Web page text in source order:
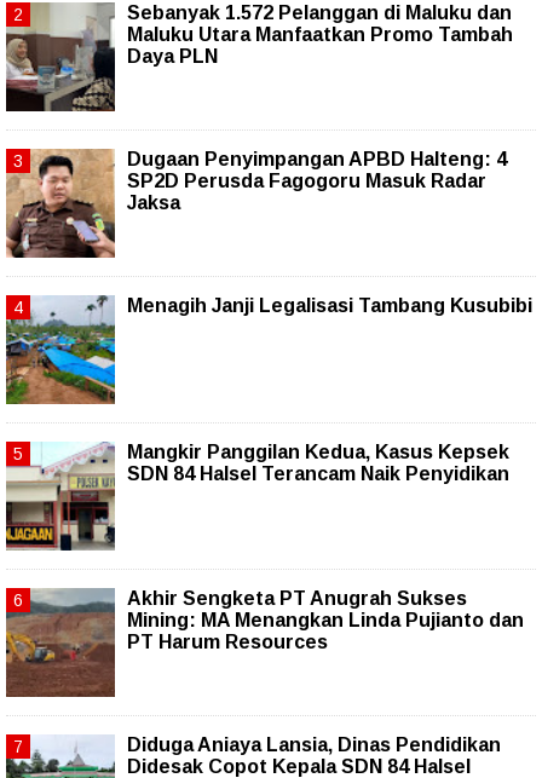
Sebanyak 1.572 Pelanggan di Maluku dan
Maluku Utara Manfaatkan Promo Tambah
Daya PLN
Dugaan Penyimpangan APBD Halteng: 4
SP2D Perusda Fagogoru Masuk Radar
Jaksa
Menagih Janji Legalisasi Tambang Kusubibi
Mangkir Panggilan Kedua, Kasus Kepsek
SDN 84 Halsel Terancam Naik Penyidikan
Akhir Sengketa PT Anugrah Sukses
Mining: MA Menangkan Linda Pujianto dan
PT Harum Resources
Diduga Aniaya Lansia, Dinas Pendidikan
Didesak Copot Kepala SDN 84 Halsel